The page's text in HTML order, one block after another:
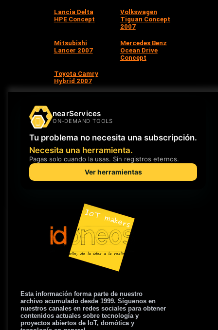
Lancia Delta
HPE Concept
Volkswagen
Tiguan Concept
2007
Mitsubishi
Lancer 2007
Mercedes Benz
Ocean Drive
Concept
Toyota Camry
Hybrid 2007
Esta información forma parte de nuestro
archivo acumulado desde 1999. Síguenos en
nuestros canales en redes sociales para obtener
contenidos actuales sobre tecnología y
proyectos abiertos de IoT, domótica y